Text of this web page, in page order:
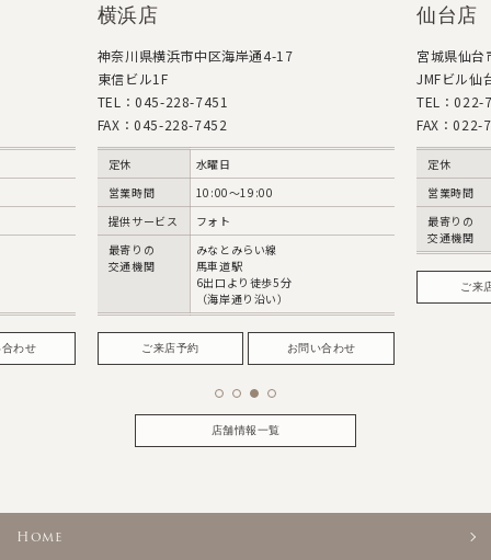
わせ
横浜店
神奈川県横浜市中区海岸通4-17
東信ビル1F
TEL：045-228-7451
FAX：045-228-7452
定休
水曜日
営業時間
10:00〜19:00
提供サービス
フォト
最寄りの
交通機関
みなとみらい線
馬車道駅
6出口より徒歩5分
（海岸通り沿い）
ご来店予約 お問い合わせ
仙台店
宮城県仙
JMFビル仙
TEL：022-
FAX：022-
定休
営業時間
最寄りの
交通機関
ご来
店舗情報一覧
Home